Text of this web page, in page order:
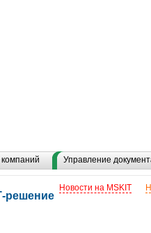
компаний Управление
Новости на MSKIT
решение